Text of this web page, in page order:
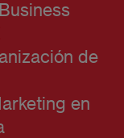
de
en